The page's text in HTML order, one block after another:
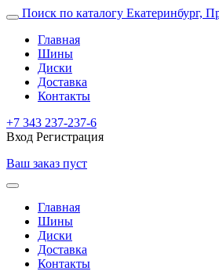
Поиск по каталогу Екатеринбург,
Главная
Шины
Диски
Доставка
Контакты
+7 343 237-237-6
Вход Регистрация
Ваш заказ пуст
Главная
Шины
Диски
Доставка
Контакты